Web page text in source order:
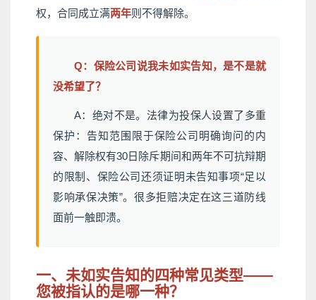
权，合同成立满两年则不得解除。
Q：保险公司说我未如实告知，是不是就
没希望了？
A：绝对不是。法律为投保人设置了多重
保护：告知范围限于保险公司明确询问的内
容、解除权有30日除斥期间和两年不可抗辩期
的限制、保险公司还须证明未告知事项“足以
影响承保决策”。很多拒赔决定在这三道防线
面前一触即溃。
一、未如实告知的四种常见类型——
您被指认的是哪一种？